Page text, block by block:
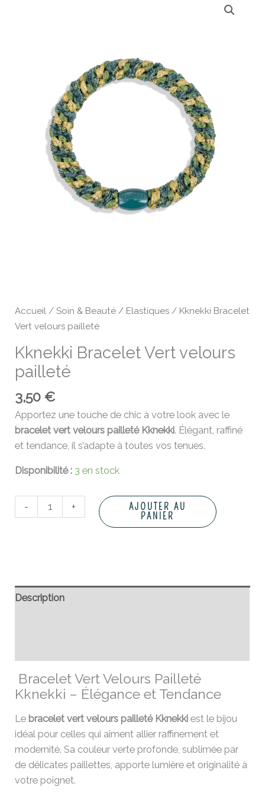
Accueil /Soin & Beauté / Elastiques / Kknekki Bracelet
Vert velours pailleté
Kknekki Bracelet Vert velours
pailleté
3,50€
Apportez une touche de chic à votre look avec le
bracelet vert velours pailleté Kknekki. Élégant, raffiné
et tendance, il s’adapte à toutes vos tenues.
Disponibilité : 3 en stock
- +
AJOUTER AU
PANIER
Description
Bracelet Vert Velours Pailleté
Kknekki – Élégance et Tendance
Le bracelet vert velours pailleté Kknekki est le bijou
idéal pour celles qui aiment allier raffinement et
modernité. Sa couleur verte profonde, sublimée par
de délicates paillettes, apporte lumière et originalité à
votre poignet.